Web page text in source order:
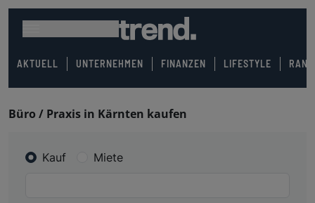
AKTUELL UNTERNEHMEN FINANZEN LIFESTYLE
Büro / Praxis in Kärnten kaufen
Kauf Miete